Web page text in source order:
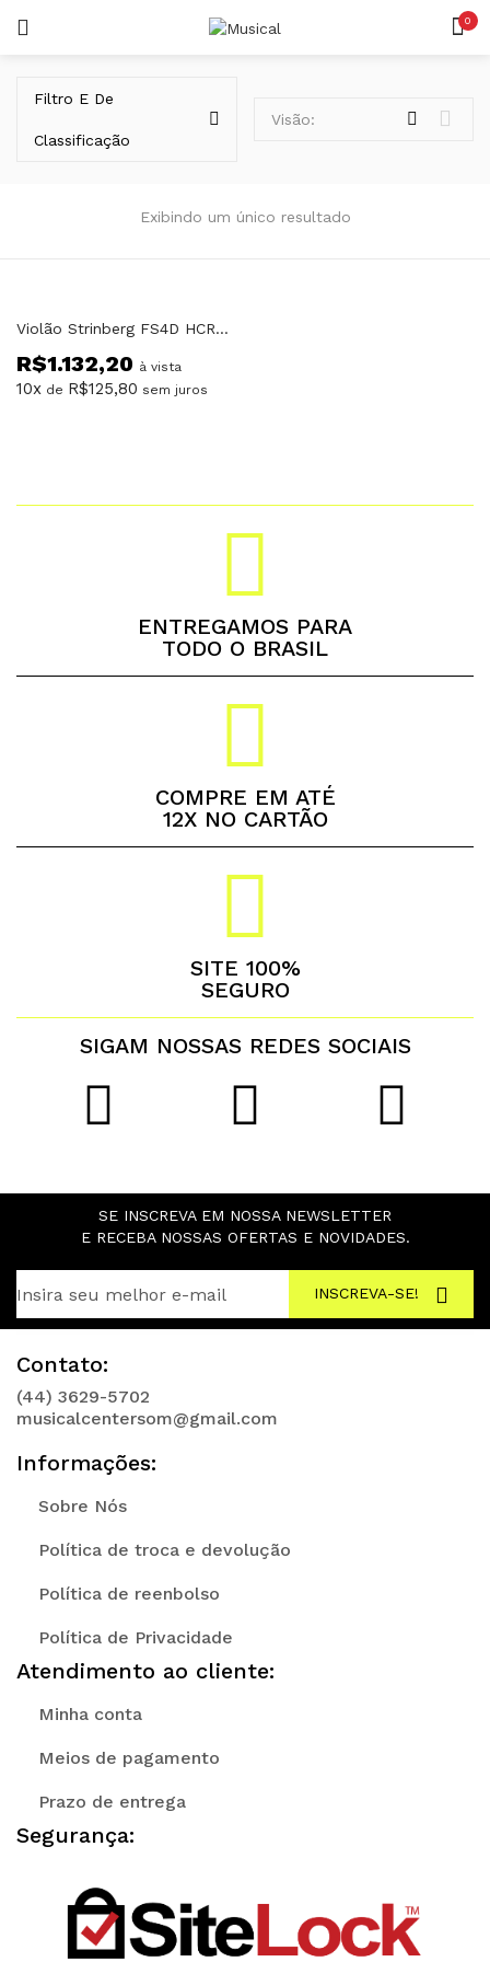
0
Exibindo um único resultado
Filtro E De
Classificação
Visão:
Violão Strinberg FS4D HCR TOS Folk Half Cutaway Arm Rest
R$1.132,20 à vista
10x de R$125,80 sem juros
ENTREGAMOS PARA
TODO O BRASIL
COMPRE EM ATÉ
12X NO CARTÃO
SITE 100%
SEGURO
SIGAM NOSSAS REDES SOCIAIS
SE INSCREVA EM NOSSA NEWSLETTER
E RECEBA NOSSAS OFERTAS E NOVIDADES.
INSCREVA-SE!
Contato:
(44) 3629-5702
musicalcentersom@gmail.com
Informações:
Sobre Nós
Política de troca e devolução
Política de reenbolso
Política de Privacidade
Atendimento ao cliente:
Minha conta
Meios de pagamento
Prazo de entrega
Segurança: